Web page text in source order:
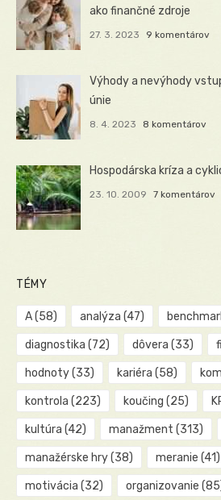
ako finančné zdroje
27. 3. 2023 9 komentárov
Výhody a nevýhody
únie
8. 4. 2023 8 komentárov
Hospodárska kríza a
23. 10. 2009 7 komentárov
TÉMY
A(58) analýza (47)
diagnostika (72) dôvera (33)
hodnoty(33) kariéra (58)
kontrola (223) koučing (25)
kultúra (42) manažment (313)
manažérske hry(38) meranie (41)
motivácia (32) organizovanie